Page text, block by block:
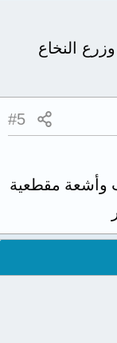
النخاع
#5
وأشعة مقطعية